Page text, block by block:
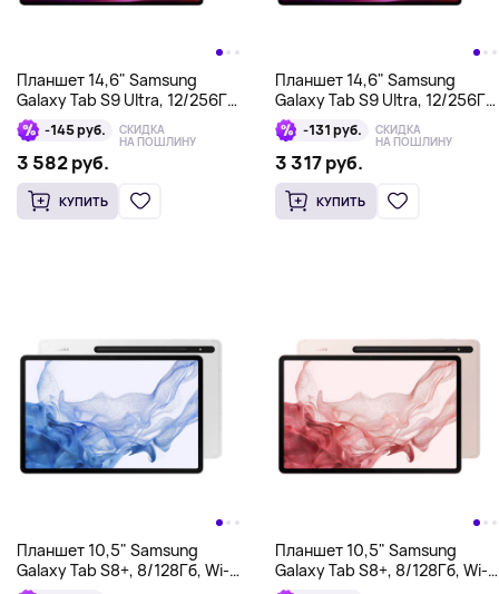
Планшет 14,6" Samsung
Galaxy Tab S9 Ultra, 12/256Гб,
Wi-Fi + Cellular, графит
-145 руб. СКИДКА
НА ПОШЛИНУ
3 582 руб.
КУПИТЬ
Планшет 14,6" Samsung
Galaxy Tab S9 Ultra, 12/256Гб,
Wi-Fi + Bluetooth, графит
-131 руб. СКИДКА
НА ПОШЛИНУ
3 317 руб.
КУПИТЬ
Планшет 10,5" Samsung
Galaxy Tab S8+, 8/128Гб, Wi-
Планшет 10,5" Samsung
Galaxy Tab S8+, 8/128Гб, Wi-